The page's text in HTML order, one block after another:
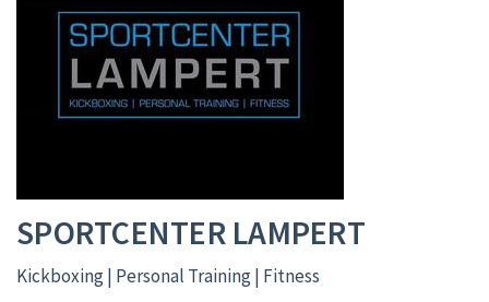
SPORTCENTER LAMPERT
Kickboxing | Personal Training | Fitness